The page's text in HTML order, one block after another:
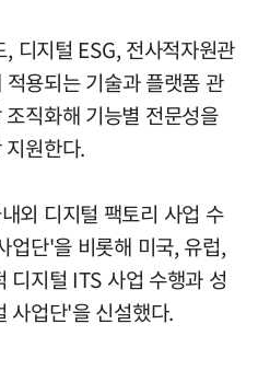
디지털 ESG, 전사적자원관
용되는 기술과 플랫폼 관
직화해 기능별 전문성을
원한다.
외 디지털 팩토리 사업 수
업단'을 비롯해 미국, 유럽,
디지털 ITS 사업 수행과 성
사업단'을 신설했다.